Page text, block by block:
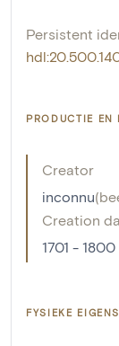
Persistent
PRODUCTIE EN
Creator
inconnu(
Creation
1701 - 1800
FYSIEKE